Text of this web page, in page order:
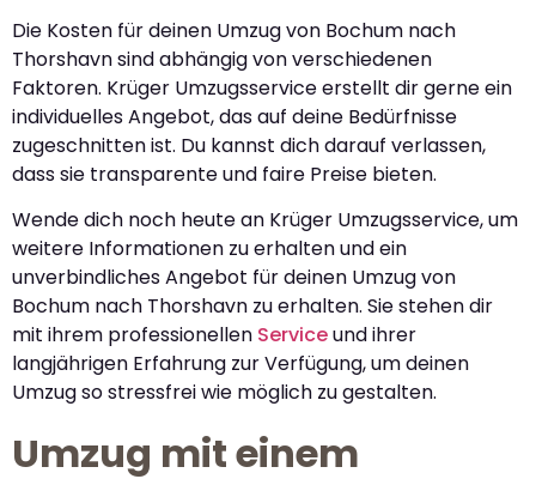
Die Kosten für deinen Umzug von Bochum nach
Thorshavn sind abhängig von verschiedenen
Faktoren. Krüger Umzugsservice erstellt dir gerne ein
individuelles Angebot, das auf deine Bedürfnisse
zugeschnitten ist. Du kannst dich darauf verlassen,
dass sie transparente und faire Preise bieten.
Wende dich noch heute an Krüger Umzugsservice, um
weitere Informationen zu erhalten und ein
unverbindliches Angebot für deinen Umzug von
Bochum nach Thorshavn zu erhalten. Sie stehen dir
mit ihrem professionellen Serviceund ihrer
langjährigen Erfahrung zur Verfügung, um deinen
Umzug so stressfrei wie möglich zu gestalten.
Umzug mit einem